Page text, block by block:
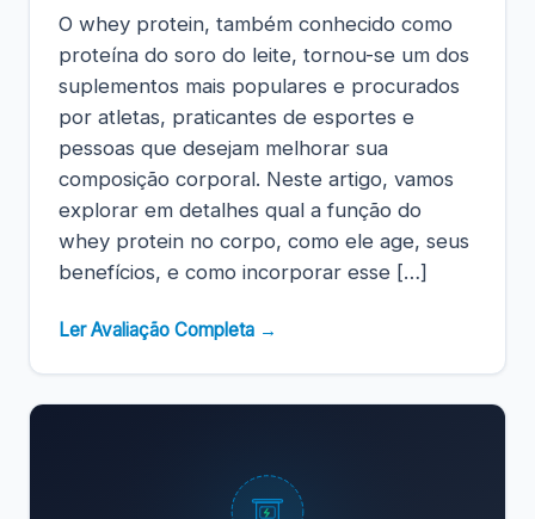
O whey protein, também conhecido como
proteína do soro do leite, tornou-se um dos
suplementos mais populares e procurados
por atletas, praticantes de esportes e
pessoas que desejam melhorar sua
composição corporal. Neste artigo, vamos
explorar em detalhes qual a função do
whey protein no corpo, como ele age, seus
benefícios, e como incorporar esse […]
Ler Avaliação Completa →